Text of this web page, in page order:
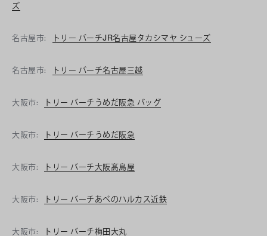
ズ
名古屋市: トリー バーチJR名古屋タカシマヤ シューズ
名古屋市: トリー バーチ名古屋三越
大阪市: トリー バーチうめだ阪急 バッグ
大阪市: トリー バーチうめだ阪急
大阪市: トリー バーチ大阪髙島屋
大阪市: トリー バーチあべのハルカス近鉄
大阪市: トリー バーチ梅田大丸